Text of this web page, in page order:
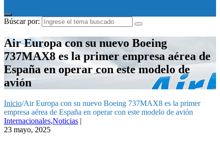
Búscar por:
Air Europa con su nuevo Boeing
737MAX8 es la primer empresa aérea de
España en operar con este modelo de
avión
Inicio/Air Europa con su nuevo Boeing 737MAX8 es la primer
empresa aérea de España en operar con este modelo de avión
Internacionales,Noticias |
23 mayo, 2025